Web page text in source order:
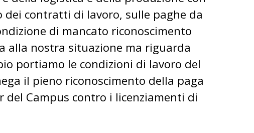
contratti di lavoro, sulle paghe da
di mancato riconoscimento
nostra situazione ma riguarda
portiamo le condizioni di lavoro del
il pieno riconoscimento della paga
Campus contro i licenziamenti di